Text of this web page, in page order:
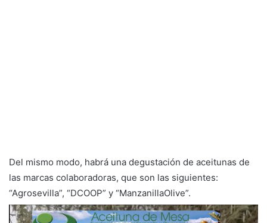
Del mismo modo, habrá una degustación de aceitunas de
las marcas colaboradoras, que son las siguientes:
“Agrosevilla”, “DCOOP” y “ManzanillaOlive”.